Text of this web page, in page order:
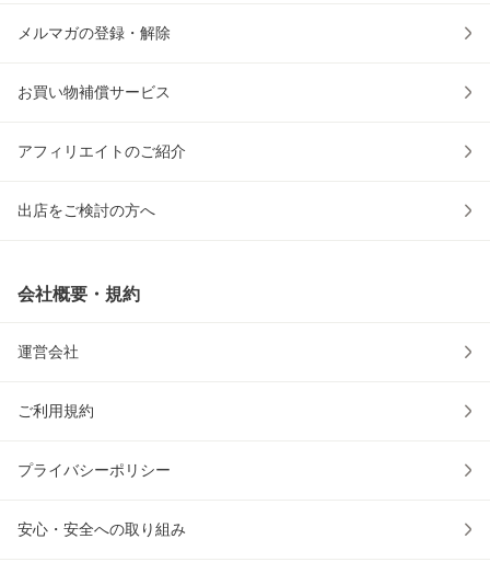
メルマガの登録・解除
お買い物補償サービス
アフィリエイトのご紹介
出店をご検討の方へ
会社概要・規約
運営会社
ご利用規約
プライバシーポリシー
安心・安全への取り組み